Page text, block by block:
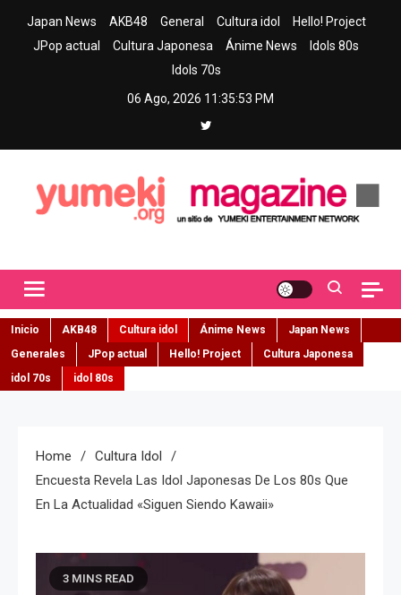
Japan News AKB48 General Cultura idol
Hello! Project
JPop actual
Cultura Japonesa Ánime News
Idols 80s
Idols 70s
06 Ago, 2026 11:35:55 PM
Inicio AKB48 Cultura idol Ánime News
Japan News
Generales
JPop actual Hello! Project
Cultura Japonesa
idol 70s
idol 80s
Home
Cultura Idol
Encuesta Revela Las Idol Japonesas De Los 80s Que
En La Actualidad «siguen Siendo Kawaii»
3 MINS READ